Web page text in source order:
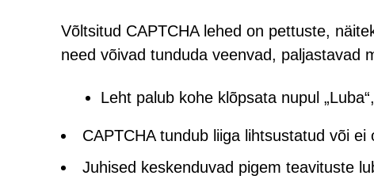
Võltsitud CAPTCHA lehed on pettuste,
need võivad tunduda veenvad, paljastavad
Leht palub kohe klõpsata nupul
CAPTCHA tundub liiga lihtsustatud või
Juhised keskenduvad pigem teavituste